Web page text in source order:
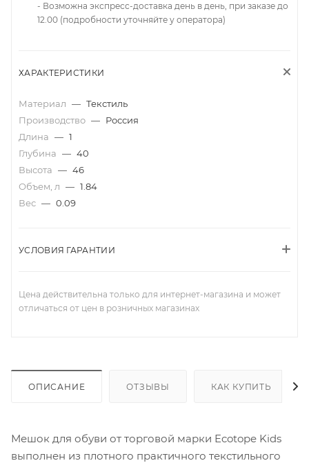
- Возможна экспресс-доставка день в день, при заказе до
12.00 (подробности уточняйте у оператора)
ХАРАКТЕРИСТИКИ
Материал — Текстиль
Производство — Россия
Длина — 1
Глубина — 40
Высота — 46
Объем, л — 1.84
Вес — 0.09
УСЛОВИЯ ГАРАНТИИ
Цена действительна только для интернет-магазина и может
отличаться от цен в розничных магазинах
ОПИСАНИЕ ОТЗЫВЫ КАК КУПИТЬ
Мешок для обуви от торговой марки Ecotope Kids
выполнен из плотного практичного текстильного